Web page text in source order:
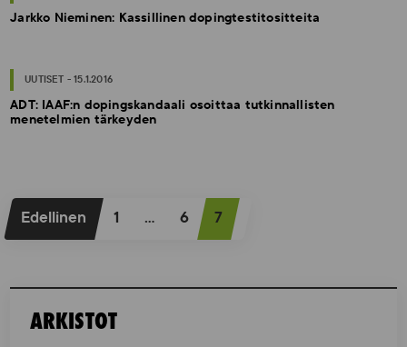
Jarkko Nieminen: Kassillinen dopingtestitositteita
UUTISET - 15.1.2016
ADT: IAAF:n dopingskandaali osoittaa tutkinnallisten
menetelmien tärkeyden
A
r
Edellinen 1 … 6 7
ARKISTOT